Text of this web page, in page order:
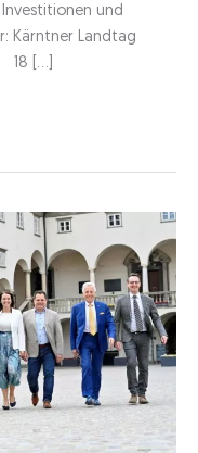
und
Kärntner Landtag
18 […]